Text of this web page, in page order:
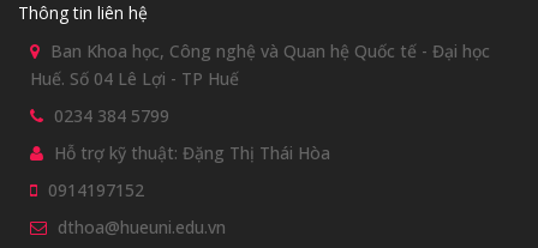
Thông tin liên hệ
Ban Khoa học, Công nghệ và Quan hệ Quốc tế - Đại học
Huế. Số 04 Lê Lợi - TP Huế
0234 384 5799
Hỗ trợ kỹ thuật: Đặng Thị Thái Hòa
0914197152
dthoa@hueuni.edu.vn